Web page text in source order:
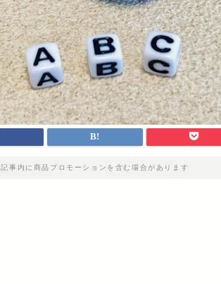
記事内に商品プロモーションを含む場合があります